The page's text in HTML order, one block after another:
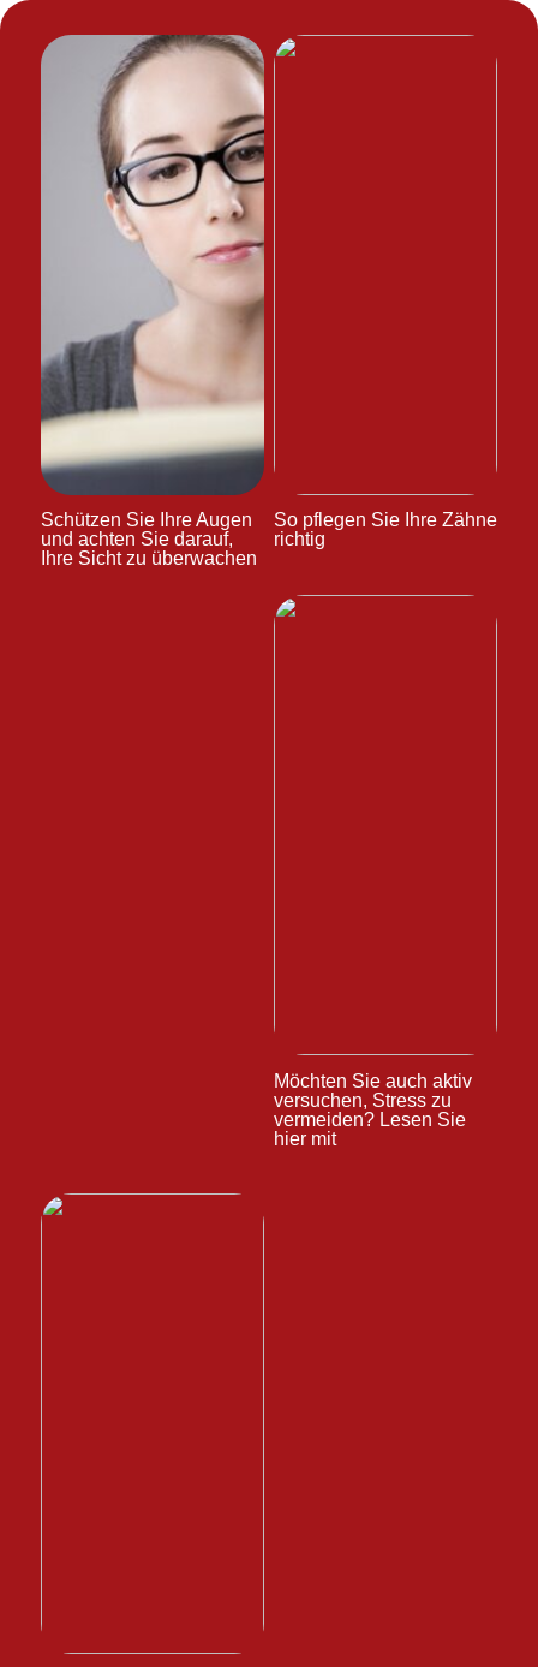
Schützen Sie Ihre Augen
und achten Sie darauf,
Ihre Sicht zu überwachen
So pflegen Sie Ihre Zähne
richtig
Möchten Sie auch aktiv
versuchen, Stress zu
vermeiden? Lesen Sie
hier mit